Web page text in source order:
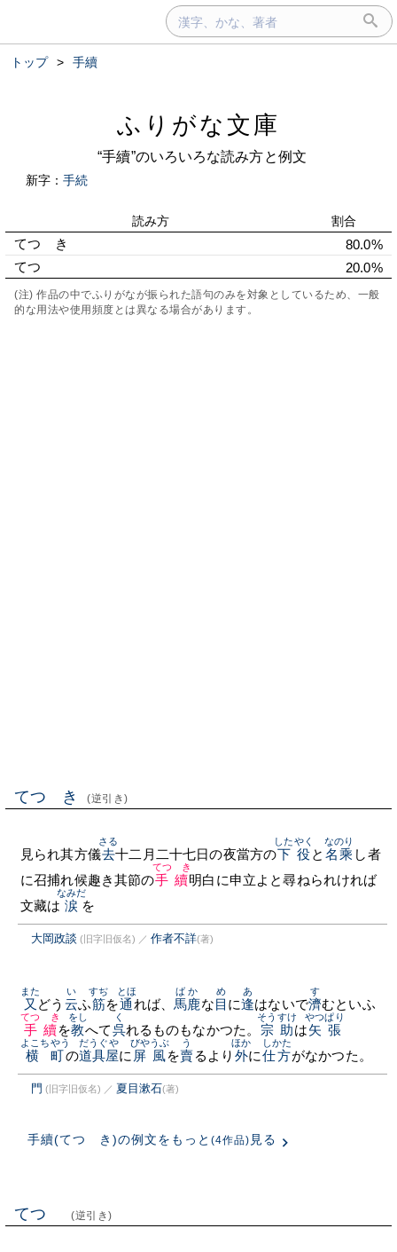
トップ > 手續
ふりがな文庫
“手續”のいろいろな読み方と例文
新字： 手続
読み方 割合
てつゞき
80.0%
てつゞ
20.0%
(注) 作品の中でふりがなが振られた語句のみを対象としているため、一般
的な用法や使用頻度とは異なる場合があります。
てつゞき (逆引き)
見られ其方儀去
さる
十二月二十七日の夜當方の下役
したやく
と 名乘
なのり
し者
に召捕れ候趣き其節の手續
てつゞき
明白に申立よと尋ねられければ
文藏は 涙
なみだ
を
大岡政談 (旧字旧仮名) ／ 作者不詳(著)
又
また
どう 云
い
ふ筋
すぢ
を通
とほ
れば、 馬鹿
ばか
な目
め
に逢
あ
はないで濟
す
むといふ
手續
てつゞき
を教
をし
へて呉
く
れるものもなかつた。 宗助
そうすけ
は矢張
やつぱり
横町
よこちやう
の道具屋
だうぐや
に 屏風
びやうぶ
を賣
う
るより 外
ほか
に仕方
しかた
がなかつた。
門 (旧字旧仮名) ／ 夏目漱石(著)
手續(てつゞき)の例文をもっと (4作品) 見る
てつゞ (逆引き)